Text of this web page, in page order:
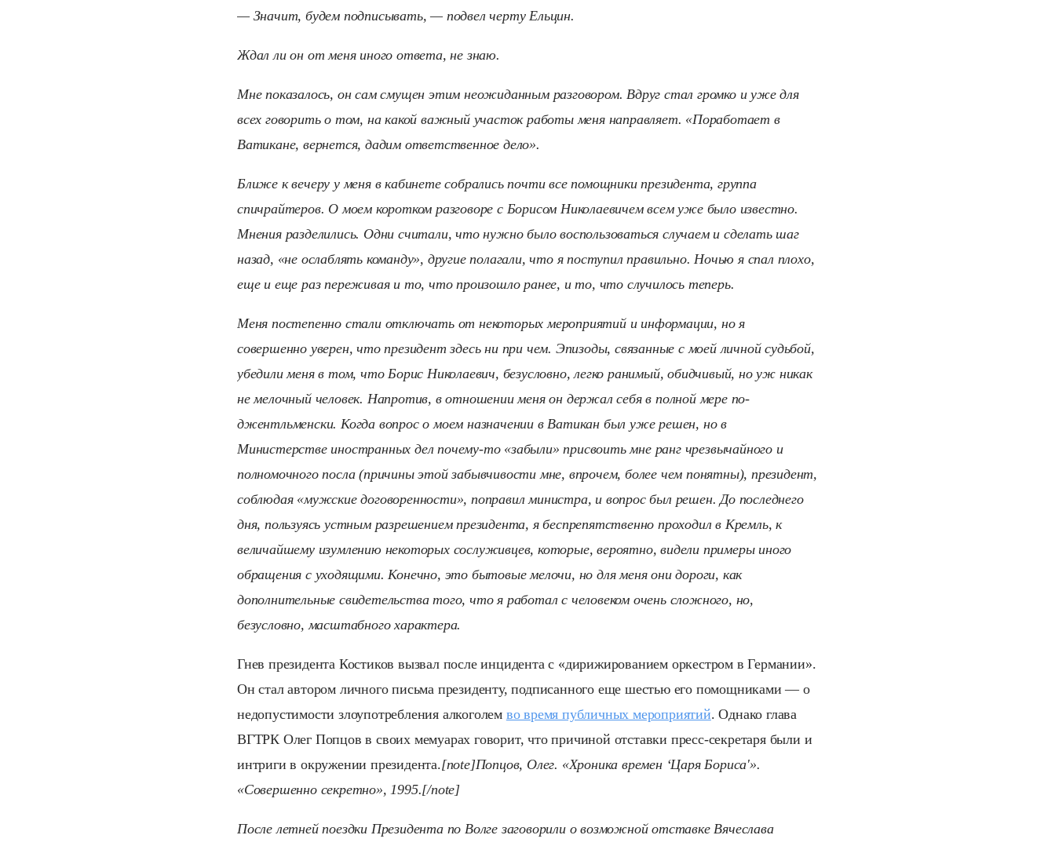
— Значит, будем подписывать, — подвел черту Ельцин.
Ждал ли он от меня иного ответа, не знаю.
Мне показалось, он сам смущен этим неожиданным разговором. Вдруг стал громко и уже для
всех говорить о том, на какой важный участок работы меня направляет. «Поработает в
Ватикане, вернется, дадим ответственное дело».
Ближе к вечеру у меня в кабинете собрались почти все помощники президента, группа
спичрайтеров. О моем коротком разговоре с Борисом Николаевичем всем уже было известно.
Мнения разделились. Одни считали, что нужно было воспользоваться случаем и сделать шаг
назад, «не ослаблять команду», другие полагали, что я поступил правильно. Ночью я спал плохо,
еще и еще раз переживая и то, что произошло ранее, и то, что случилось теперь.
Меня постепенно стали отключать от некоторых мероприятий и информации, но я
совершенно уверен, что президент здесь ни при чем. Эпизоды, связанные с моей личной судьбой,
убедили меня в том, что Борис Николаевич, безусловно, легко ранимый, обидчивый, но уж никак
не мелочный человек. Напротив, в отношении меня он держал себя в полной мере по-
джентльменски. Когда вопрос о моем назначении в Ватикан был уже решен, но в
Министерстве иностранных дел почему-то «забыли» присвоить мне ранг чрезвычайного и
полномочного посла (причины этой забывчивости мне, впрочем, более чем понятны), президент,
соблюдая «мужские договоренности», поправил министра, и вопрос был решен. До последнего
дня, пользуясь устным разрешением президента, я беспрепятственно проходил в Кремль, к
величайшему изумлению некоторых сослуживцев, которые, вероятно, видели примеры иного
обращения с уходящими. Конечно, это бытовые мелочи, но для меня они дороги, как
дополнительные свидетельства того, что я работал с человеком очень сложного, но,
безусловно, масштабного характера.
Гнев президента Костиков вызвал после инцидента с «дирижированием оркестром в Германии».
Он стал автором личного письма президенту, подписанного еще шестью его помощниками — о
недопустимости злоупотребления алкоголем во время публичных мероприятий. Однако глава
ВГТРК Олег Попцов в своих мемуарах говорит, что причиной отставки пресс-секретаря были и
интриги в окружении президента.[note]Попцов, Олег. «Хроника времен ‘Царя Бориса'».
«Совершенно секретно», 1995.[/note]
После летней поездки Президента по Волге заговорили о возможной отставке Вячеслава